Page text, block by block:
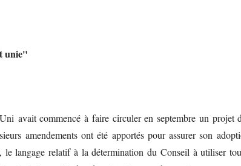
unie"
avait commencé à faire circuler en septembre un projet
amendements ont été apportés pour assurer son
langage relatif à la détermination du Conseil à utiliser